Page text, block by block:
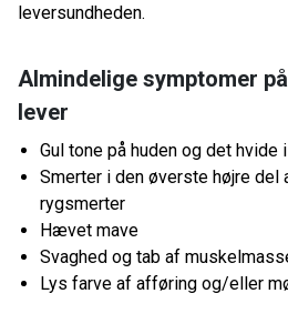
leversundheden.
Almindelige symptomer
lever
Gul tone på huden og det hvide
Smerter i den øverste højre del
rygsmerter
Hævet mave
Svaghed og tab af
Lys farve af afføring og/eller